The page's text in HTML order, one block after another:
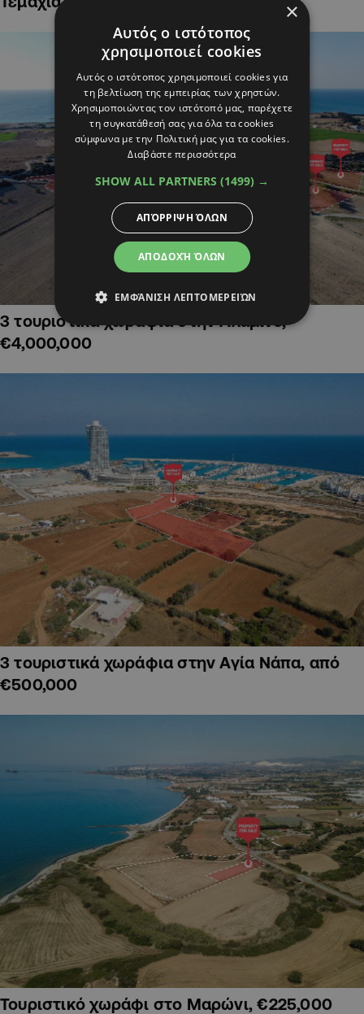
3 τουριστικά χωράφια στην Αλαμινό,
€4,000,000
3 τουριστικά χωράφια στην Αγία Νάπα, από
€500,000
Τουριστικό χωράφι στο Μαρώνι, €225,000
×
Αυτός ο ιστότοπος
χρησιμοποιεί cookies
Αυτός ο ιστότοπος χρησιμοποιεί cookies για
τη βελτίωση της εμπειρίας των χρηστών.
Χρησιμοποιώντας τον ιστότοπό μας, παρέχετε
τη συγκατάθεσή σας για όλα τα cookies
σύμφωνα με την Πολιτική μας για τα cookies.
Διαβάστε περισσότερα
SHOW ALL PARTNERS (1499) →
ΑΠΟΔΟΧΉ ΌΛΩΝ
ΑΠΌΡΡΙΨΗ ΌΛΩΝ
ΕΜΦΆΝΙΣΗ ΛΕΠΤΟΜΕΡΕΙΏΝ